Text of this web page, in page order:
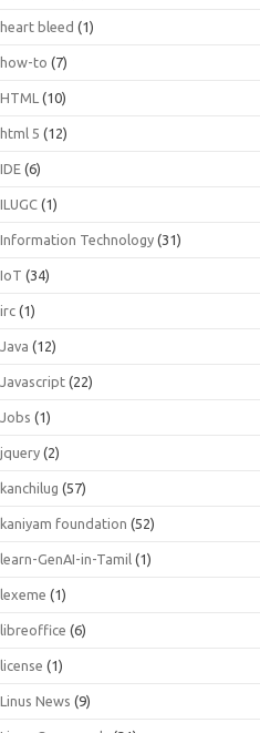
heart bleed (1)
how-to (7)
HTML (10)
html 5 (12)
IDE (6)
ILUGC (1)
Information Technology (31)
IoT (34)
irc (1)
Java (12)
Javascript (22)
Jobs (1)
jquery (2)
kanchilug (57)
kaniyam foundation (52)
learn-GenAI-in-Tamil (1)
lexeme (1)
libreoffice (6)
license (1)
Linus News (9)